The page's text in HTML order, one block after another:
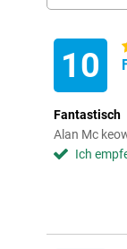
10
Fantastisch
Alan Mc
Ich